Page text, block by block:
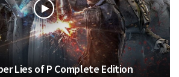
Lies of P Complete Edition